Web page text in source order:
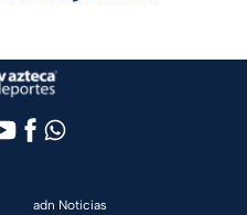
adn Noticias